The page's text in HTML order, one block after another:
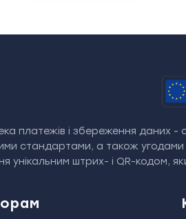
платежів і збереження даних -
стандартами, а також
унікальним штрих- і QR-кодом,